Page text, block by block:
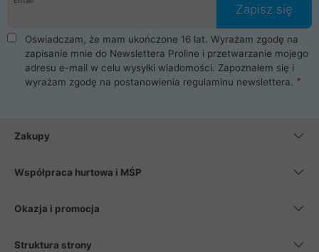
Zapisz się
Oświadczam, że mam ukończone 16 lat. Wyrażam zgodę na
zapisanie mnie do Newslettera Proline i przetwarzanie mojego
adresu e-mail w celu wysyłki wiadomości. Zapoznałem się i
wyrażam zgodę na postanowienia regulaminu newslettera.
Zakupy
Współpraca hurtowa i MŚP
Okazja i promocja
Struktura strony